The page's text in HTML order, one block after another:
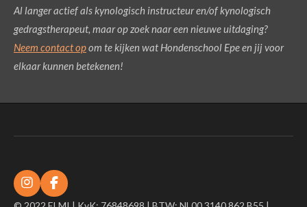
Al langer actief als kynologisch instructeur en/of kynologisch
gedragstherapeut, maar op zoek naar een nieuwe uitdaging?
Neem contact opom te kijken wat Hondenschool Epe en jij voor
elkaar kunnen betekenen!
I
n
F
a